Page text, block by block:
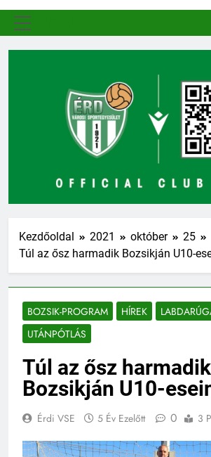
Kezdőoldal 2021 október
25
Túl az ősz harmadik Bozsikján U10-
BOZSIK-PROGRAM HÍREK
UTÁNPÓTLÁS
Túl az ősz harmadik
Bozsikján U10-
Érdi VSE 5 Év Ezelőtt 0 3